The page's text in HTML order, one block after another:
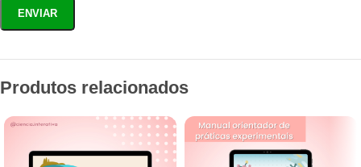
Produtos relacionados